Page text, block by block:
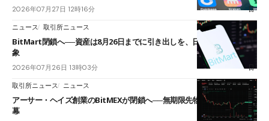
2026年07月27日 12時16分
ニュース 取引所ニュース
BitMart閉鎖へ──資産は8月26日までに引き出しを、日本人利用者も対
象
2026年07月26日 13時03分
取引所ニュース ニュース
アーサー・ヘイズ創業のBitMEXが閉鎖へ──無期限先物を生んだ11年に
幕